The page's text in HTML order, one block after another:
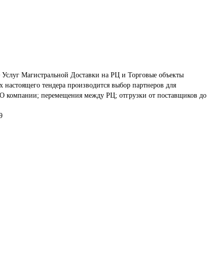
Магистральной Доставки на РЦ и Торговые объекты
тендера производится выбор партнеров для
компании; перемещения между РЦ; отгрузки от поставщиков до